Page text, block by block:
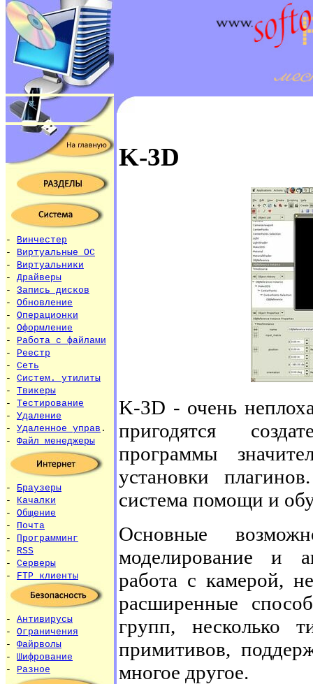
- Винчестер
- Виртуальные ОС
- Виртуальники
- Драйверы
- Запись дисков
- Обновление
- Операционки
- Оформление
- Работа с файлами
- Реестр
- Сеть
- Систем. утилиты
- Твикеры
- Тестирование
- Удаление
- Удаленное управ .
- Файл менеджеры
- Браузеры
- Качалки
- Общение
- Почта
- Программинг
- RSS
- Серверы
- FTP клиенты
- Антивирусы
- Ограничения
- Файрволы
- Шифрование
- Разное
K-3D
K-3D - очень
пригодятся
программы
установки
система помощи и
Основные
моделирование и
работа с камерой,
расширенные
групп, несколько
примитивов,
многое другое.